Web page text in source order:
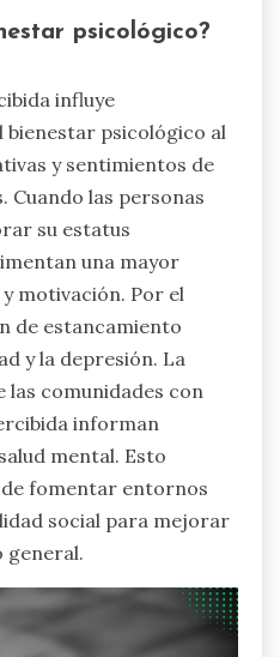
psicológico?
influye
bienestar psicológico al
y sentimientos de
Cuando las personas
su estatus
una mayor
motivación. Por el
de estancamiento
y la depresión. La
las comunidades con
informan
mental. Esto
fomentar entornos
social para mejorar
general.